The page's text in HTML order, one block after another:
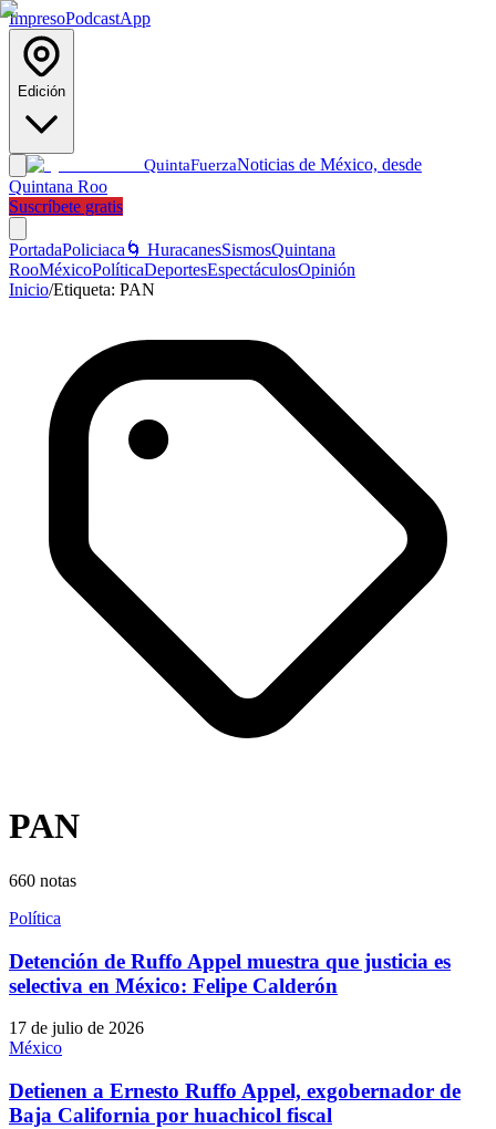
ImpresoPodcastApp
Edición
QuintaFuerzaNoticias de México, desde
Quintana Roo
Suscríbete gratis
PortadaPoliciaca 🌀 HuracanesSismosQuintana
RooMéxicoPolíticaDeportesEspectáculosOpinión
Inicio/Etiqueta: PAN
PAN
660 notas
Política
Detención de Ruffo Appel muestra que justicia es
selectiva en México: Felipe Calderón
17 de julio de 2026
México
Detienen a Ernesto Ruffo Appel, exgobernador de
Baja California por huachicol fiscal